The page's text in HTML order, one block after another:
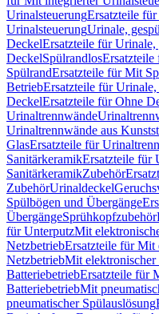
UrinalsteuerungErsatzteile
UrinalsteuerungUrinale,
DeckelErsatzteile für
DeckelSpülrandlosErsatzteile
SpülrandErsatzteile für Mit
BetriebErsatzteile für
DeckelErsatzteile für Ohne
Urinaltrennwände
Urinaltrennwände aus
GlasErsatzteile für
SanitärkeramikErsatzteile für
SanitärkeramikZubehör
ZubehörUrinaldeckel
Spülbögen und Übergänge
ÜbergängeSprühkopfzubehör
für UnterputzMit
NetzbetriebErsatzteile für Mit
NetzbetriebMit elektronischer
BatteriebetriebErsatzteile für
BatteriebetriebMit
pneumatischer Spülauslösung